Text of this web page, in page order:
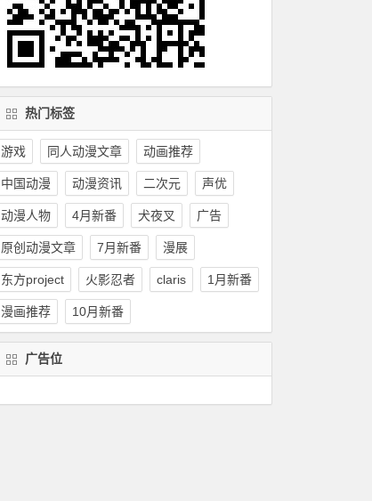
热门标签
游戏 同人动漫文章 动画推荐
中国动漫 动漫资讯 二次元 声优
动漫人物 4月新番 犬夜叉 广告
原创动漫文章 7月新番 漫展
东方project 火影忍者 claris 1月新番
漫画推荐 10月新番
广告位